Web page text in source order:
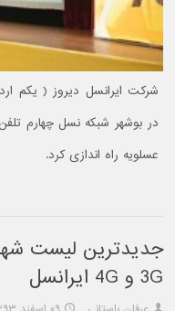
عسلویه راه اندازی کرد.
جدیدترین لیست
3G و 4G ایرانسل